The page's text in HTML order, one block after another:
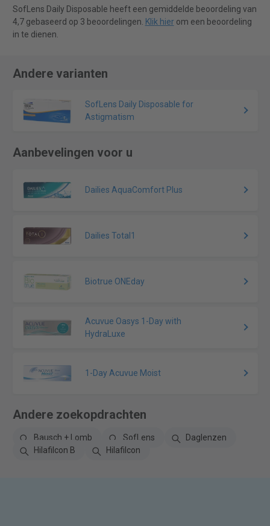
SofLens Daily Disposable heeft een gemiddelde beoordeling van
4,7 gebaseerd op 3 beoordelingen. Klik hierom een beoordeling
in te dienen.
Andere varianten
SofLens Daily Disposable for
Astigmatism
Aanbevelingen voor u
Dailies AquaComfort Plus
Dailies Total1
Biotrue ONEday
Acuvue Oasys 1-Day with
HydraLuxe
1-Day Acuvue Moist
Andere zoekopdrachten
Bausch + Lomb SofLens
Daglenzen
Hilafilcon B
Hilafilcon